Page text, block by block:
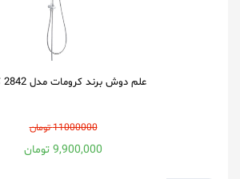
علم دوش برند کرومات مدل 2842 کروم
11000000 تومان
9,900,000 تومان